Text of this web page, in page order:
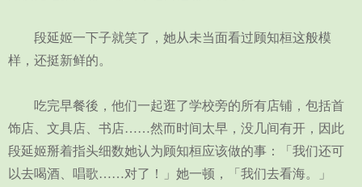
段延姬一下子就笑了，她从未当面看过顾知桓这般模
样，还挺新鲜的。
吃完早餐後，他们一起逛了学校旁的所有店铺，包括首
饰店、文具店、书店……然而时间太早，没几间有开，因此
段延姬掰着指头细数她认为顾知桓应该做的事：「我们还可
以去喝酒、唱歌……对了！」她一顿，「我们去看海。」